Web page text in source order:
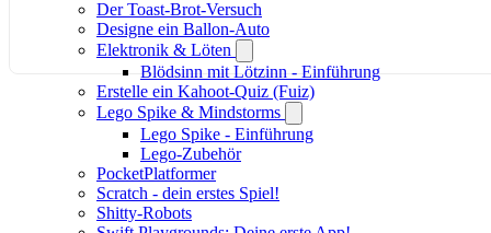
Der Toast-Brot-Versuch
Designe ein Ballon-Auto
Elektronik & Löten
Blödsinn mit Lötzinn - Einführung
Erstelle ein Kahoot-Quiz (Fuiz)
Lego Spike & Mindstorms
Lego Spike - Einführung
Lego-Zubehör
PocketPlatformer
Scratch - dein erstes Spiel!
Shitty-Robots